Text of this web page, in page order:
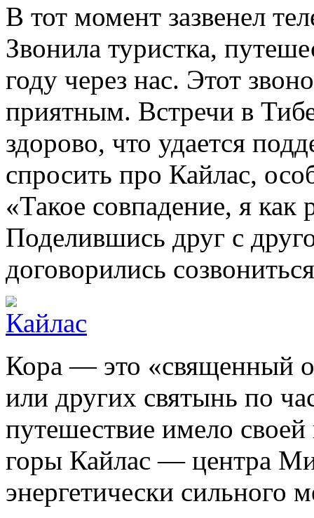
В тот момент зазвенел
Звонила туристка,
году через нас. Этот
приятным. Встречи в
здорово, что удается
спросить про Кайлас,
«Такое совпадение, я как
Поделившись друг с
договорились
Кора — это «священный
или других святынь по
путешествие имело
горы Кайлас — центра
энергетически сильного